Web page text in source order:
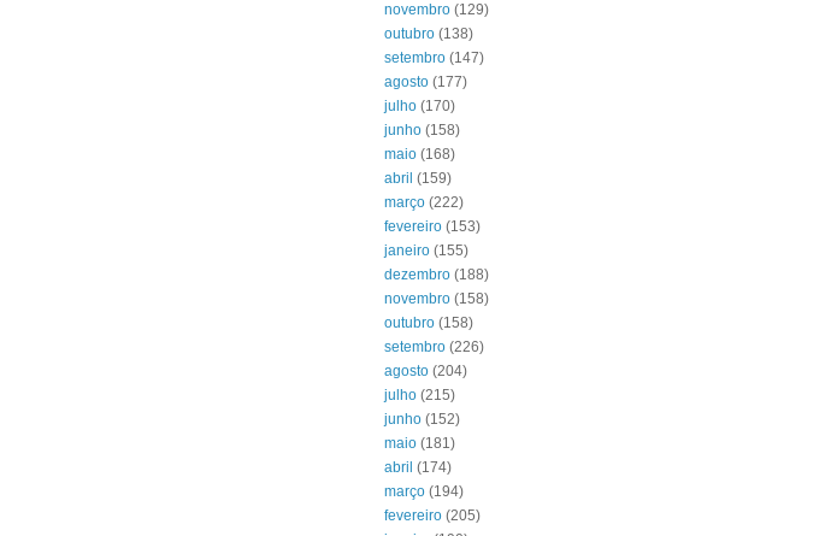
novembro (129)
outubro (138)
setembro (147)
agosto (177)
julho (170)
junho (158)
maio (168)
abril (159)
março (222)
fevereiro (153)
janeiro (155)
dezembro (188)
novembro (158)
outubro (158)
setembro (226)
agosto (204)
julho (215)
junho (152)
maio (181)
abril (174)
março (194)
fevereiro (205)